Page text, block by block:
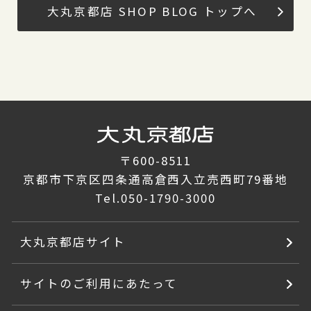
大丸京都店 SHOP BLOG トップへ
〒600-8511
京都市下京区四条通高倉西入立売西町79番地
Tel.050-1790-3000
大丸京都店サイト
サイトのご利用にあたって